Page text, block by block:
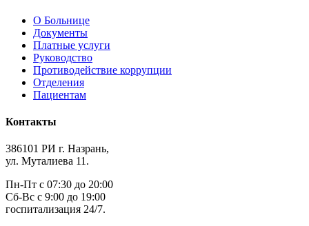
О Больнице
Документы
Платные услуги
Руководство
Противодействие коррупции
Отделения
Пациентам
Контакты
386101 РИ г. Назрань,
ул. Муталиева 11.
Пн-Пт с 07:30 до 20:00
Сб-Вс с 9:00 до 19:00
госпитализация 24/7.